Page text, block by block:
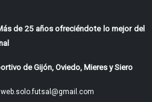
de 25 años ofreciéndote lo mejor del
de Gijón, Oviedo, Mieres y Siero
web.solo.futsal@gmail.com